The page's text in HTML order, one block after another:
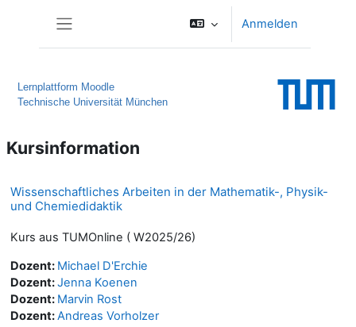
Anmelden
Lernplattform Moodle
Technische Universität München
Kursinformation
Wissenschaftliches Arbeiten in der Mathematik-, Physik-
und Chemiedidaktik
Kurs aus TUMOnline ( W2025/26)
Dozent: Michael D'Erchie
Dozent:Jenna Koenen
Dozent: Marvin Rost
Dozent:Andreas Vorholzer